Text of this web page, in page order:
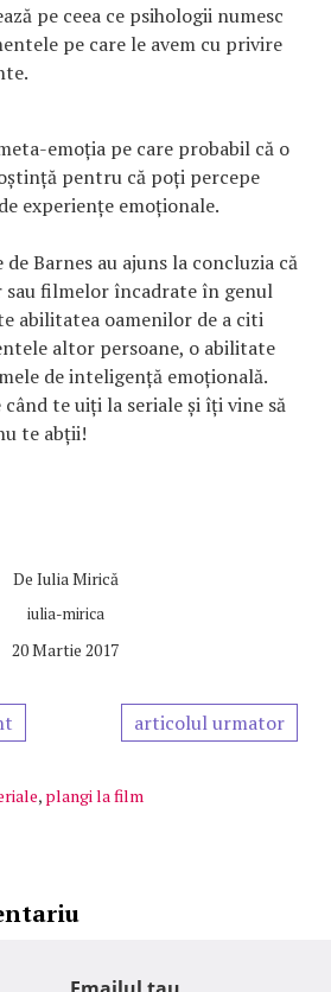
pe ceea ce psihologii numesc
pe care le avem cu privire
emoția pe care probabil că o
pentru că poți percepe
experiențe emoționale.
Barnes au ajuns la concluzia că
sau filmelor încadrate în genul
abilitatea oamenilor de a citi
altor persoane, o abilitate
de inteligență emoțională.
te uiți la seriale și îți vine să
te abții!
De Iulia Mirică
iulia-mirica
20 Martie 2017
articolul urmator
, plangi la film